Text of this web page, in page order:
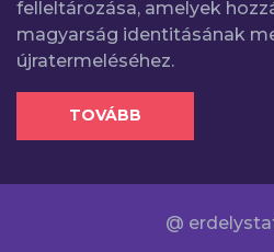
felleltározása, amelyek
magyarság identitásának
újratermeléséhez.
TOVÁBB
@